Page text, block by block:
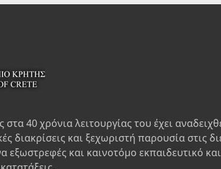
40 χρόνια λειτουργίας του έχει
διακρίσεις και ξεχωριστή παρουσία στις
εξωστρεφές και καινοτόμο εκπαιδευτικό